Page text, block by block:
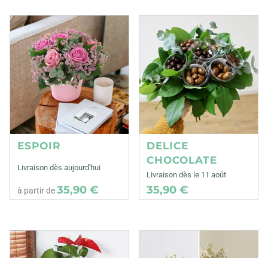
ESPOIR
Livraison dès aujourd'hui
à partir de35,90 €
DELICE
CHOCOLATE
Livraison dès le 11 août
35,90 €